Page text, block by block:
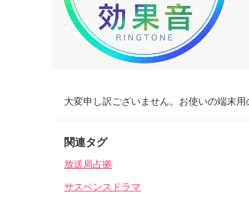
大変申し訳ございません。お使いの端末
関連タグ
放送局占拠
サスペンスドラマ